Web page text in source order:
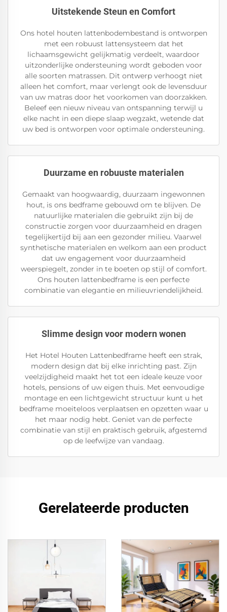
Uitstekende Steun en Comfort
Ons hotel houten lattenbodembestand is ontworpen
met een robuust lattensysteem dat het
lichaamsgewicht gelijkmatig verdeelt, waardoor
uitzonderlijke ondersteuning wordt geboden voor
alle soorten matrassen. Dit ontwerp verhoogt niet
alleen het comfort, maar verlengt ook de levensduur
van uw matras door het voorkomen van doorzakken.
Beleef een nieuw niveau van ontspanning terwijl u
elke nacht in een diepe slaap wegzakt, wetende dat
uw bed is ontworpen voor optimale ondersteuning.
Duurzame en robuuste materialen
Gemaakt van hoogwaardig, duurzaam ingewonnen
hout, is ons bedframe gebouwd om te blijven. De
natuurlijke materialen die gebruikt zijn bij de
constructie zorgen voor duurzaamheid en dragen
tegelijkertijd bij aan een gezonder milieu. Vaarwel
synthetische materialen en welkom aan een product
dat uw engagement voor duurzaamheid
weerspiegelt, zonder in te boeten op stijl of comfort.
Ons houten lattenbedframe is een perfecte
combinatie van elegantie en milieuvriendelijkheid.
Slimme design voor modern wonen
Het Hotel Houten Lattenbedframe heeft een strak,
modern design dat bij elke inrichting past. Zijn
veelzijdigheid maakt het tot een ideale keuze voor
hotels, pensions of uw eigen thuis. Met eenvoudige
montage en een lichtgewicht structuur kunt u het
bedframe moeiteloos verplaatsen en opzetten waar u
het maar nodig hebt. Geniet van de perfecte
combinatie van stijl en praktisch gebruik, afgestemd
op de leefwijze van vandaag.
Gerelateerde producten